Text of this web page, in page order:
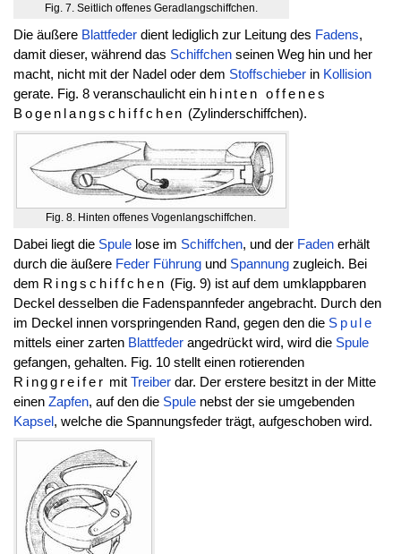
Fig. 7. Seitlich offenes Geradlangschiffchen.
Die äußere Blattfederdient lediglich zur Leitung des Fadens,
damit dieser, während das Schiffchenseinen Weg hin und her
macht, nicht mit der Nadel oder dem Stoffschieberin Kollision
gerate. Fig. 8 veranschaulicht ein hinten offenes
Bogenlangschiffchen (Zylinderschiffchen).
Fig. 8. Hinten offenes Vogenlangschiffchen.
Dabei liegt die Spulelose im Schiffchen, und der Fadenerhält
durch die äußere Feder Führungund Spannungzugleich. Bei
dem Ringschiffchen (Fig. 9) ist auf dem umklappbaren
Deckel desselben die Fadenspannfeder angebracht. Durch den
im Deckel innen vorspringenden Rand, gegen den die Spule
mittels einer zarten Blattfederangedrückt wird, wird die Spule
gefangen, gehalten. Fig. 10 stellt einen rotierenden
Ringgreifer mit Treiberdar. Der erstere besitzt in der Mitte
einen Zapfen, auf den die Spulenebst der sie umgebenden
Kapsel , welche die Spannungsfeder trägt, aufgeschoben wird.